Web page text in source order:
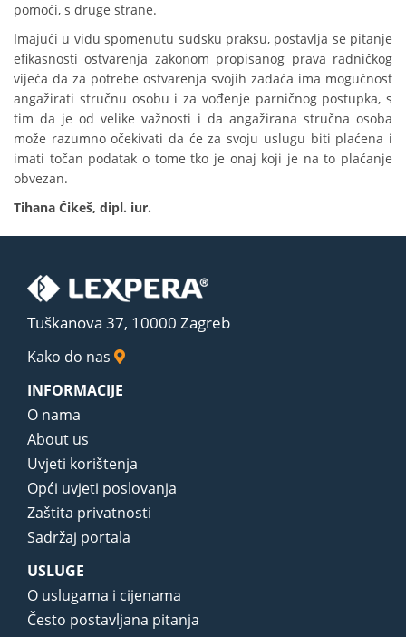
pomoći, s druge strane.
Imajući u vidu spomenutu sudsku praksu, postavlja se pitanje
efikasnosti ostvarenja zakonom propisanog prava radničkog
vijeća da za potrebe ostvarenja svojih zadaća ima mogućnost
angažirati stručnu osobu i za vođenje parničnog postupka, s
tim da je od velike važnosti i da angažirana stručna osoba
može razumno očekivati da će za svoju uslugu biti plaćena i
imati točan podatak o tome tko je onaj koji je na to plaćanje
obvezan.
Tihana Čikeš, dipl. iur.
Tuškanova 37, 10000 Zagreb
Kako do nas
INFORMACIJE
O nama
About us
Uvjeti korištenja
Opći uvjeti poslovanja
Zaštita privatnosti
Sadržaj portala
USLUGE
O uslugama i cijenama
Često postavljana pitanja